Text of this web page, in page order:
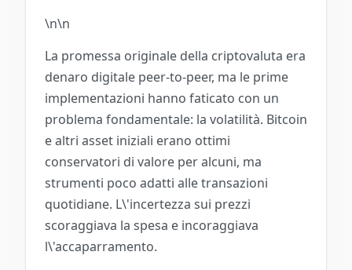
\n\n
La promessa originale della criptovaluta era
denaro digitale peer-to-peer, ma le prime
implementazioni hanno faticato con un
problema fondamentale: la volatilità. Bitcoin
e altri asset iniziali erano ottimi
conservatori di valore per alcuni, ma
strumenti poco adatti alle transazioni
quotidiane. L\'incertezza sui prezzi
scoraggiava la spesa e incoraggiava
l\'accaparramento.